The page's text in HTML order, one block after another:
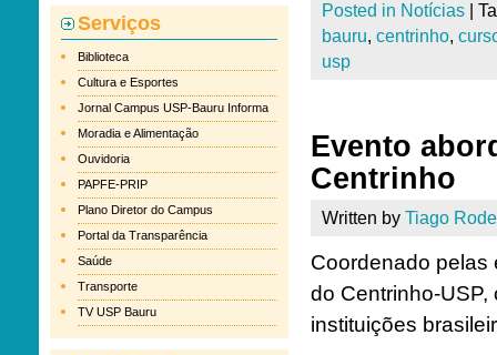
Serviços
Biblioteca
Cultura e Esportes
Jornal Campus USP-Bauru Informa
Moradia e Alimentação
Ouvidoria
PAPFE-PRIP
Plano Diretor do Campus
Portal da Transparência
Saúde
Transporte
TV USP Bauru
Posted in Notícias
bauru, centrinho,
usp
Evento
Centrinho
Written by Tiago
Coordenado pelas
do Centrinho-
instituições